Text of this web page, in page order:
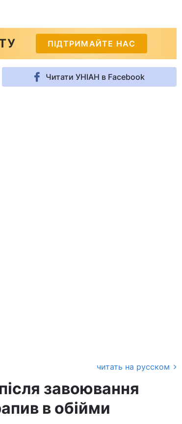
ПІДТРИМАЙТЕ НАС
Читати УНІАН в Facebook
читать на русском
завоювання
в обійми